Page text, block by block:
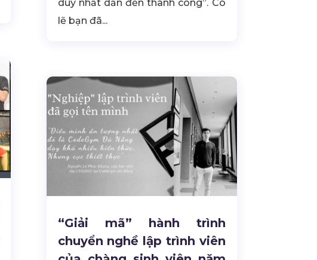
duy nhất dẫn đến thành công”. Có
lẽ bạn đã...
“Giải mã” hành trình
chuyển nghề lập trình viên